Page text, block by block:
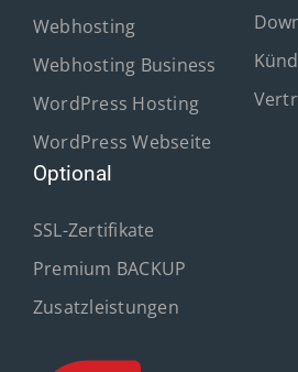
Webhosting
Webhosting Business
WordPress Hosting
WordPress Webseite
Optional
SSL-Zertifikate
Premium BACKUP
Zusatzleistungen